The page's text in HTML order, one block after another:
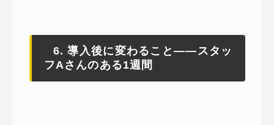
6. 導入後に変わること——スタッ
フAさんのある1週間